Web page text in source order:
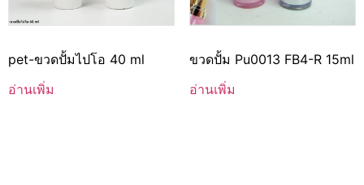
pet-ขวดปั้มไปโอ 40 ml
อ่านเพิ่ม
ขวดปั้ม Pu0013 FB4-R 15ml
อ่านเพิ่ม